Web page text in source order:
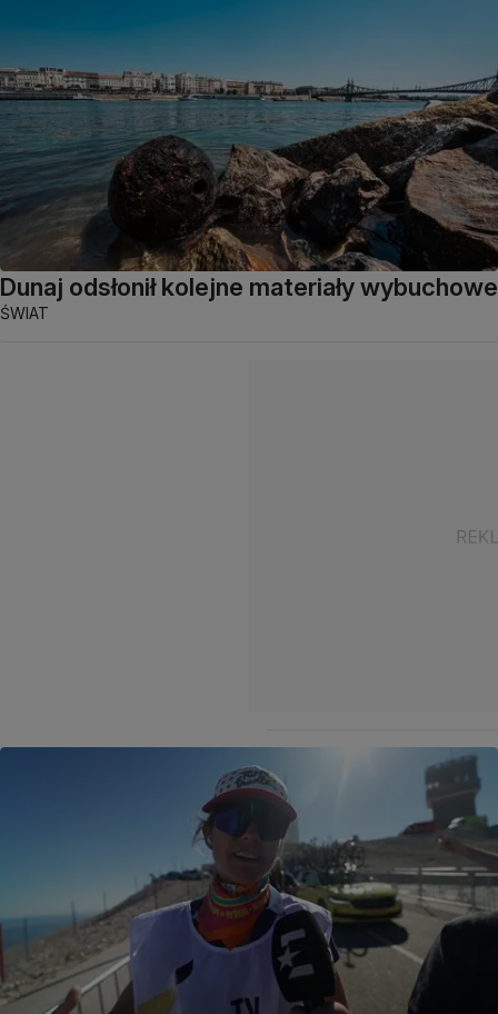
Dunaj odsłonił kolejne materiały wybuchowe
ŚWIAT